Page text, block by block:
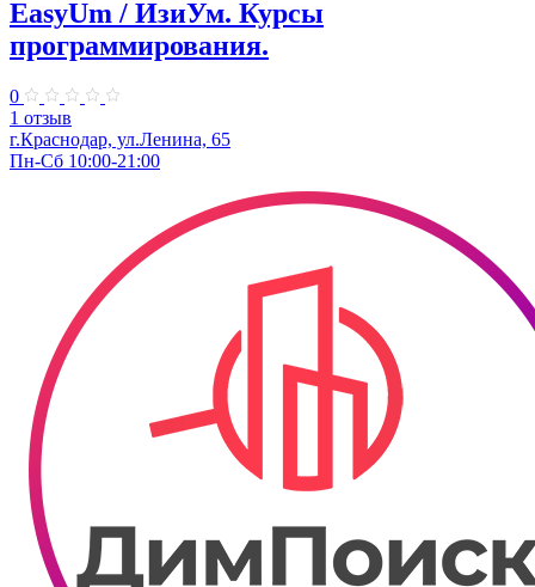
EasyUm / ИзиУм. ​Курсы
программирования.
0
1 отзыв
г.Краснодар, ул.Ленина, 65
Пн-Сб 10:00-21:00